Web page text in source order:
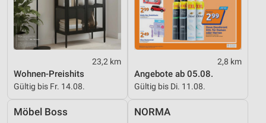
23,2 km
Wohnen-Preishits
Gültig bis Fr. 14.08.
2,8 km
Angebote ab 05.08.
Gültig bis Di. 11.08.
Möbel Boss NORMA
Kombinationen von Daten aus verschiedenen
Quellen
Entwicklung und Verbesserung der Angebote
Verwendung reduzierter Daten zur Auswahl von
Inhalten
Verwendung genauer Standortdaten